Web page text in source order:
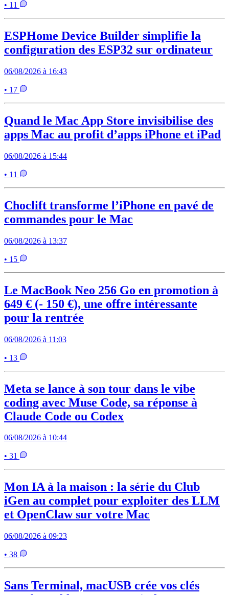
• 11
ESPHome Device Builder simplifie la
configuration des ESP32 sur ordinateur
06/08/2026 à 16:43
• 17
Quand le Mac App Store invisibilise des
apps Mac au profit d’apps iPhone et iPad
06/08/2026 à 15:44
• 11
Choclift transforme l’iPhone en pavé de
commandes pour le Mac
06/08/2026 à 13:37
• 15
Le MacBook Neo 256 Go en promotion à
649 € (- 150 €), une offre intéressante
pour la rentrée
06/08/2026 à 11:03
• 13
Meta se lance à son tour dans le vibe
coding avec Muse Code, sa réponse à
Claude Code ou Codex
06/08/2026 à 10:44
• 31
Mon IA à la maison : la série du Club
iGen au complet pour exploiter des LLM
et OpenClaw sur votre Mac
06/08/2026 à 09:23
• 38
Sans Terminal, macUSB crée vos clés